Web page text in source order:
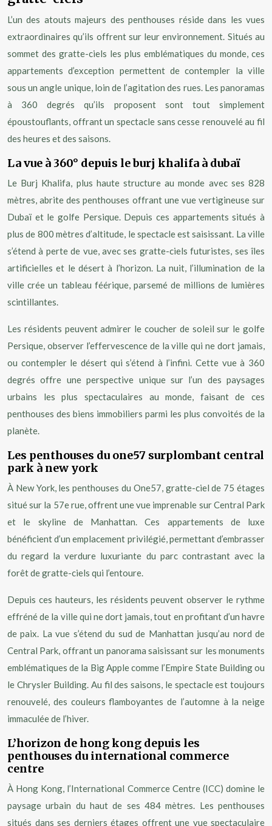
L’un des atouts majeurs des penthouses réside dans les vues
extraordinaires qu’ils offrent sur leur environnement. Situés au
sommet des gratte-ciels les plus emblématiques du monde, ces
appartements d’exception permettent de contempler la ville
sous un angle unique, loin de l’agitation des rues. Les panoramas
à 360 degrés qu’ils proposent sont tout simplement
époustouflants, offrant un spectacle sans cesse renouvelé au fil
des heures et des saisons.
La vue à 360° depuis le burj khalifa à dubaï
Le Burj Khalifa, plus haute structure au monde avec ses 828
mètres, abrite des penthouses offrant une vue vertigineuse sur
Dubaï et le golfe Persique. Depuis ces appartements situés à
plus de 800 mètres d’altitude, le spectacle est saisissant. La ville
s’étend à perte de vue, avec ses gratte-ciels futuristes, ses îles
artificielles et le désert à l’horizon. La nuit, l’illumination de la
ville crée un tableau féérique, parsemé de millions de lumières
scintillantes.
Les résidents peuvent admirer le coucher de soleil sur le golfe
Persique, observer l’effervescence de la ville qui ne dort jamais,
ou contempler le désert qui s’étend à l’infini. Cette vue à 360
degrés offre une perspective unique sur l’un des paysages
urbains les plus spectaculaires au monde, faisant de ces
penthouses des biens immobiliers parmi les plus convoités de la
planète.
Les penthouses du one57 surplombant central
park à new york
À New York, les penthouses du One57, gratte-ciel de 75 étages
situé sur la 57e rue, offrent une vue imprenable sur Central Park
et le skyline de Manhattan. Ces appartements de luxe
bénéficient d’un emplacement privilégié, permettant d’embrasser
du regard la verdure luxuriante du parc contrastant avec la
forêt de gratte-ciels qui l’entoure.
Depuis ces hauteurs, les résidents peuvent observer le rythme
effréné de la ville qui ne dort jamais, tout en profitant d’un havre
de paix. La vue s’étend du sud de Manhattan jusqu’au nord de
Central Park, offrant un panorama saisissant sur les monuments
emblématiques de la Big Apple comme l’Empire State Building ou
le Chrysler Building. Au fil des saisons, le spectacle est toujours
renouvelé, des couleurs flamboyantes de l’automne à la neige
immaculée de l’hiver.
L’horizon de hong kong depuis les
penthouses du international commerce
centre
À Hong Kong, l’International Commerce Centre (ICC) domine le
paysage urbain du haut de ses 484 mètres. Les penthouses
situés dans ses derniers étages offrent une vue spectaculaire